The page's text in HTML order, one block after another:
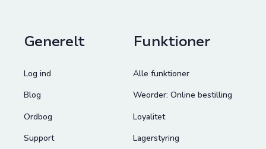
Generelt
Log ind
Blog
Ordbog
Support
Funktioner
Alle funktioner
Weorder: Online bestilling
Loyalitet
Lagerstyring